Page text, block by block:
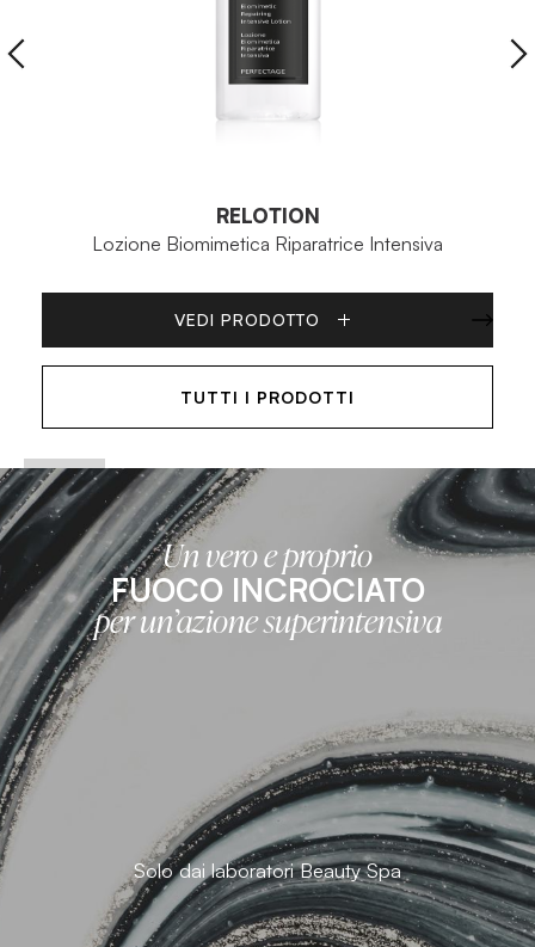
RELOTION
Lozione Biomimetica Riparatrice Intensiva
VEDI PRODOTTO
TUTTI I PRODOTTI
Un vero e proprio
FUOCO INCROCIATO
per un’azione superintensiva
Solo dai laboratori Beauty Spa